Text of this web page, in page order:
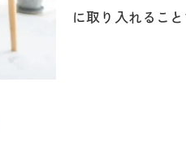
女性に役立つ整骨院の
に取り入れるこ